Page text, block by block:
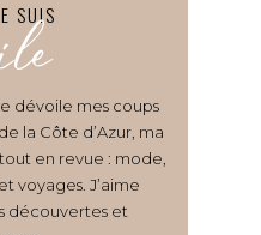
SUIS
dévoile mes coups
la Côte d’Azur, ma
en revue : mode,
voyages. J’aime
découvertes et